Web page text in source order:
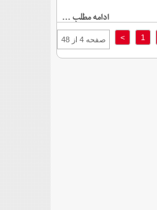
ادامه مطلب ...
صفحه 4 از 48 > 1